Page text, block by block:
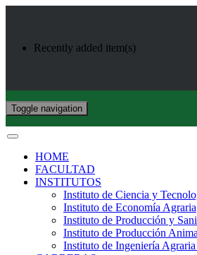
Recently added item(s)
Toggle navigation
HOME
FACULTAD
INSTITUTOS
Instituto de Ciencia y
Instituto de Economía Agraria
Instituto de Producción y
Instituto de Producción
Instituto de Ingeniería